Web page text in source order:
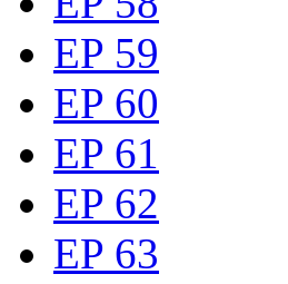
EP 59
EP 60
EP 61
EP 62
EP 63